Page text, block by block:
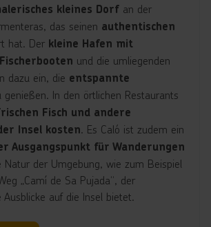
kleines Dorf an der
das seinen authentischen
hat. Der kleine Hafen mit
und die umliegenden
dazu ein, die entspannte
genießen. In den örtlichen Restaurants
Fisch und andere
Insel kosten. Es Caló ist zudem ein
Ausgangspunkt für Wanderungen
Natur der Umgebung, wie zum Beispiel
„Camí de Sa Pujada“, der
auf die Insel bietet.